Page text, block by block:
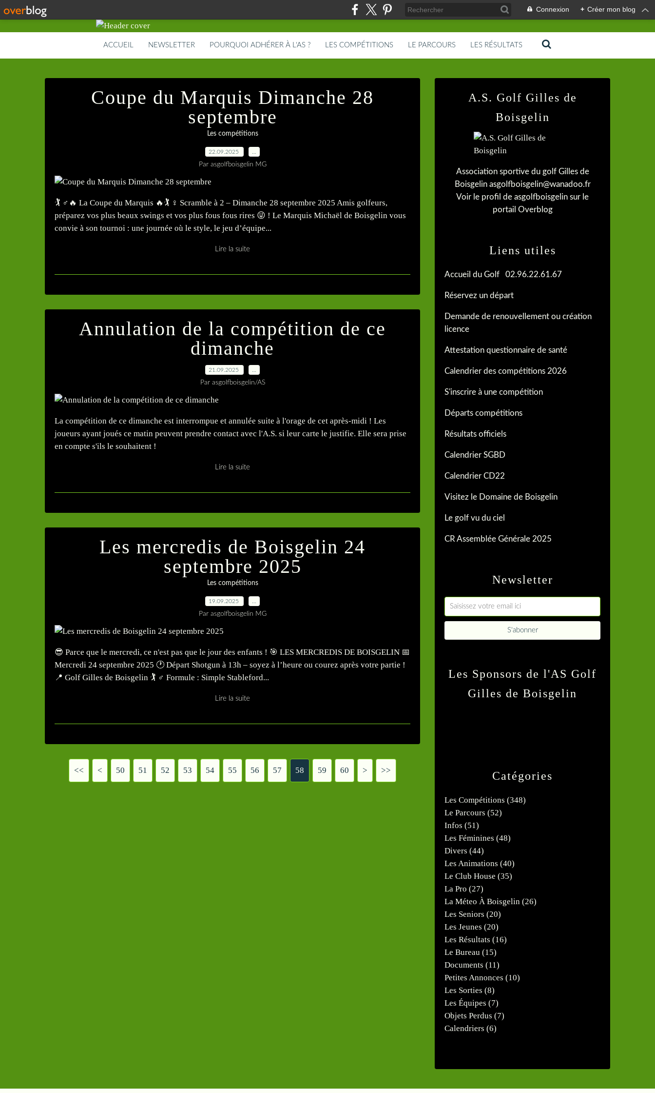
Connexion + Créer mon blog
ACCUEIL NEWSLETTER POURQUOI ADHÉRER À L'AS ? LES COMPÉTITIONS LE PARCOURS LES RÉSULTATS
Coupe du Marquis Dimanche 28
septembre
Les compétitions
22.09.2025
Par asgolfboisgelin MG
🏌️ ♂️🔥 La Coupe du Marquis 🔥🏌️ ♀️ Scramble à 2 – Dimanche 28 septembre 2025 Amis golfeurs,
préparez vos plus beaux swings et vos plus fous fous rires 😜 ! Le Marquis Michaël de Boisgelin vous
convie à son tournoi : une journée où le style, le jeu d’équipe...
Lire la suite
Annulation de la compétition de ce
dimanche
21.09.2025
Par asgolfboisgelin/AS
La compétition de ce dimanche est interrompue et annulée suite à l'orage de cet après-midi ! Les
joueurs ayant joués ce matin peuvent prendre contact avec l'A.S. si leur carte le justifie. Elle sera prise
en compte s'ils le souhaitent !
Lire la suite
Les mercredis de Boisgelin 24
septembre 2025
Les compétitions
19.09.2025
Par asgolfboisgelin MG
😎 Parce que le mercredi, ce n'est pas que le jour des enfants ! 🎯 LES MERCREDIS DE BOISGELIN 📅
Mercredi 24 septembre 2025 🕐 Départ Shotgun à 13h – soyez à l’heure ou courez après votre partie !
📍 Golf Gilles de Boisgelin 🏌️ ♂️ Formule : Simple Stableford...
Lire la suite
<< < 10
20
30
40
50 51 52 53 54 55 56 57 58 59 60 70
80
90
100
200
> >>
Newsletter
Catégories
Les Compétitions (348)
Le Parcours (52)
Infos (51)
Les Féminines (48)
Divers (44)
Les Animations (40)
Le Club House (35)
La Pro (27)
La Méteo À Boisgelin (26)
Les Seniors (20)
Les Jeunes (20)
Les Résultats (16)
Le Bureau (15)
Documents (11)
Petites Annonces (10)
Les Sorties (8)
Les Équipes (7)
Objets Perdus (7)
Calendriers (6)
A.S. Golf Gilles de
Boisgelin
Association sportive du golf Gilles de
Boisgelin asgolfboisgelin@wanadoo.fr
Voir le profil de asgolfboisgelin sur le
portail Overblog
Liens utiles
Accueil du Golf 02.96.22.61.67
Réservez un départ
Demande de renouvellement ou création
licence
Attestation questionnaire de santé
Calendrier des compétitions 2026
S'inscrire à une compétition
Départs compétitions
Résultats officiels
Calendrier SGBD
Calendrier CD22
Visitez le Domaine de Boisgelin
Le golf vu du ciel
CR Assemblée Générale 2025
Les Sponsors de l'AS Golf
Gilles de Boisgelin